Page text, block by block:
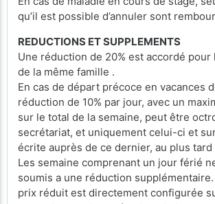
qu’il est possible d’annuler sont
REDUCTIONS ET SUPPLEMENTS
Une réduction de 20% est accordé
de la même famille .
En cas de départ précoce en vacances
réduction de 10% par jour, avec un
sur le total de la semaine, peut être
secrétariat, et uniquement celui-ci et
écrite auprès de ce dernier, au plus
Les semaine comprenant un jour férié
soumis a une réduction
prix réduit est directement configurée